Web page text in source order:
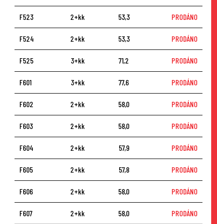
F523 2+kk 53,3 PRODÁNO
F524 2+kk 53,3 PRODÁNO
F525 3+kk 71,2 PRODÁNO
F601 3+kk 77,6 PRODÁNO
F602 2+kk 58,0 PRODÁNO
F603 2+kk 58,0 PRODÁNO
F604 2+kk 57,9 PRODÁNO
F605 2+kk 57,8 PRODÁNO
F606 2+kk 58,0 PRODÁNO
F607 2+kk 58,0 PRODÁNO